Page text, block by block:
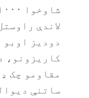
لاندې
دودیز اوبو
کاریزونو،
مقاومو چک
ساتنې